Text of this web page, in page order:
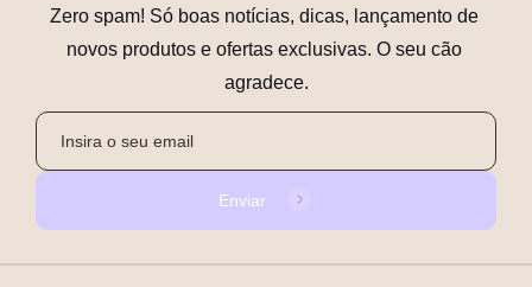
Zero spam! Só boas notícias, dicas, lançamento de
novos produtos e ofertas exclusivas. O seu cão
agradece.
Enviar